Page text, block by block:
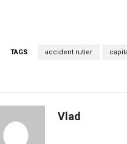
TAGS accident rutier
Vlad